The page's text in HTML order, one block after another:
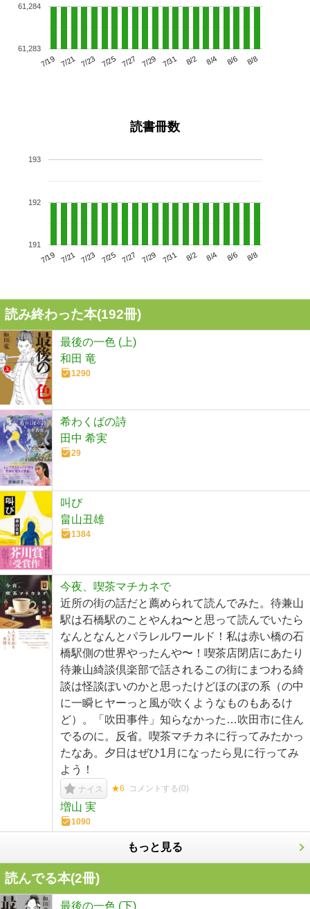
7/19 7/21 7/23 7/25 7/27 7/29 7/31 8/2 8/4 8/6 8/8
61,283
61,284
読書冊数
7/19 7/21 7/23 7/25 7/27 7/29 7/31 8/2 8/4 8/6 8/8
191
192
193
読み終わった本(192冊)
最後の一色 (上)
和田 竜
1290
希わくばの詩
田中 希実
29
叫び
畠山丑雄
1384
今夜、喫茶マチカネで
近所の街の話だと薦められて読んでみた。待兼山
駅は石橋駅のことやんね〜と思って読んでいたら
なんとなんとパラレルワールド！私は赤い橋の石
橋駅側の世界やったんや〜！喫茶店閉店にあたり
待兼山綺談倶楽部で話されるこの街にまつわる綺
談は怪談ぽいのかと思ったけどほのぼの系（の中
に一瞬ヒヤーっと風が吹くようなものもあるけ
ど）。「吹田事件」知らなかった…吹田市に住ん
でるのに。反省。喫茶マチカネに行ってみたかっ
たなあ。夕日はぜひ1月になったら見に行ってみ
よう！
ナイス ★6 コメントする(0)
増山 実
1090
もっと見る
読んでる本(2冊)
最後の一色 (下)